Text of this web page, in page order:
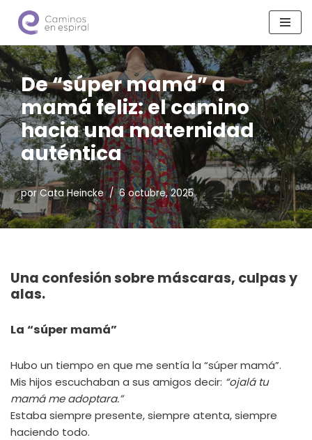
Saltar
al
contenido
De “súper mamá” a
mamá feliz: el camino
hacia una maternidad
auténtica
porCata Heincke 6 octubre, 2025
Una confesión sobre máscaras, culpas y
alas.
La “súper mamá”
Hubo un tiempo en que me sentía la “súper mamá”.
Mis hijos escuchaban a sus amigos decir: “ojalá tu
mamá me adoptara.”
Estaba siempre presente, siempre atenta, siempre
haciendo todo.